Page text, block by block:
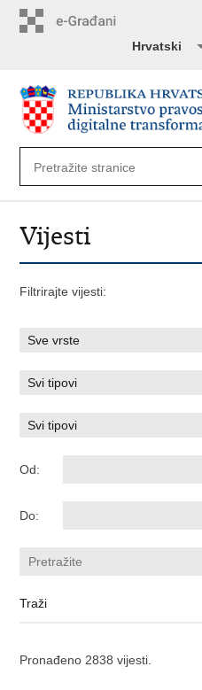
Hrvatski
Vijesti
Filtrirajte vijesti:
Od:
Do:
Pronađeno 2838 vijesti.